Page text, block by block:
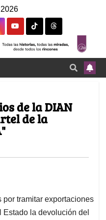
de la DIAN
de la
tramitar exportaciones
la devolución del